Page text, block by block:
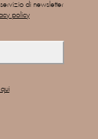
di newsletter
policy